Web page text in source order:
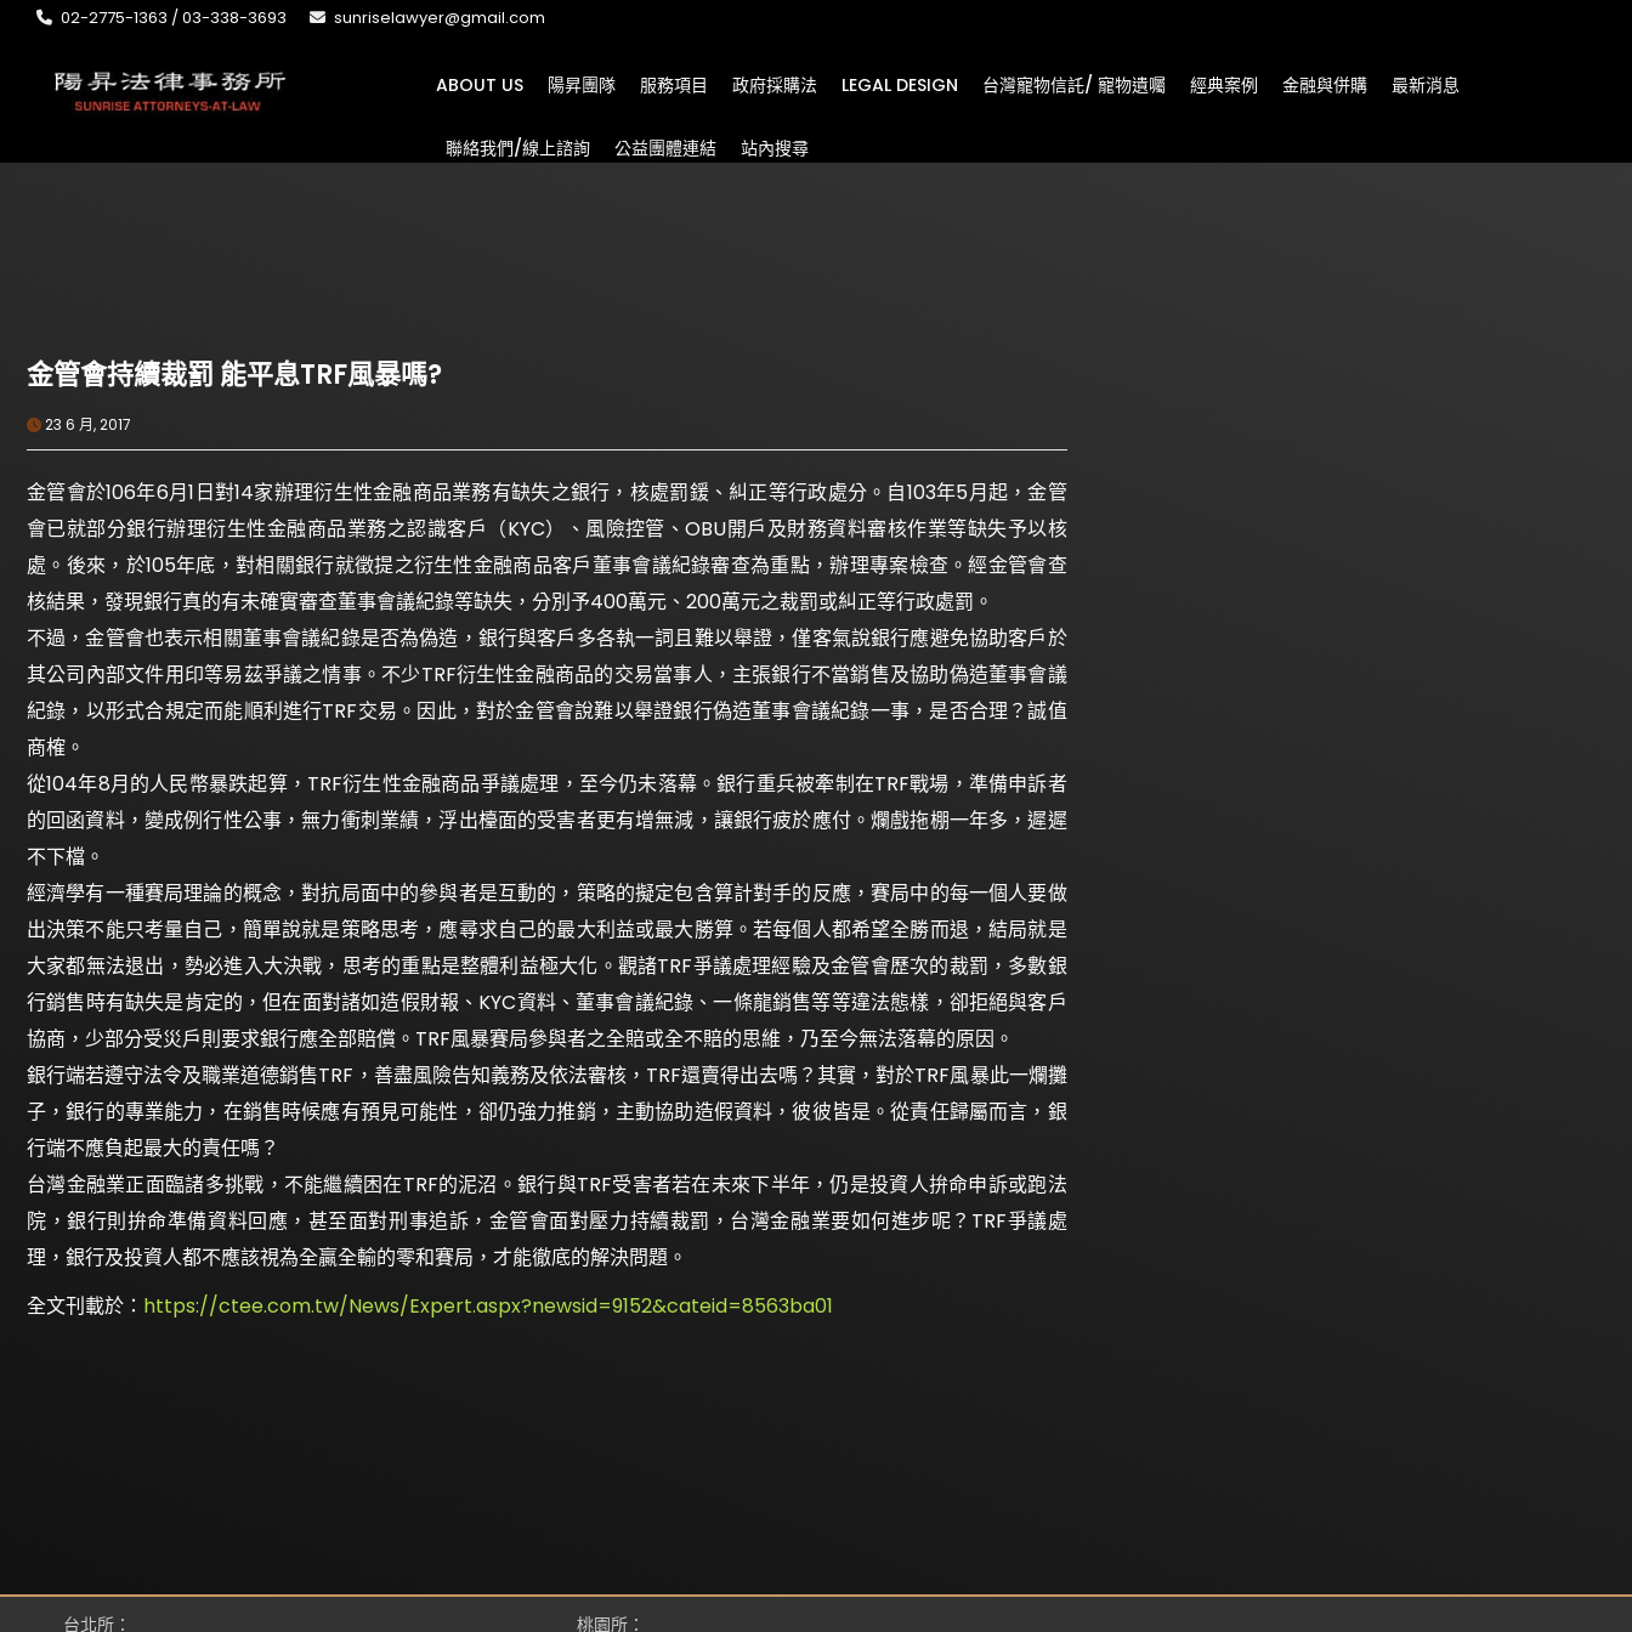
02-2775-1363 / 03-338-3693 sunriselawyer@gmail.com
ABOUT US 陽昇團隊 服務項目 政府採購法 LEGAL DESIGN 台灣寵物信託/ 寵物遺囑 經典案例 金融與併購 最新消息
聯絡我們/線上諮詢 公益團體連結 站內搜尋
金管會持續裁罰 能平息TRF風暴嗎?
23 6 月, 2017
金管會於106年6月1日對14家辦理衍生性金融商品業務有缺失之銀行，核處罰鍰、糾正等行政處分。自103年5月起，金管
會已就部分銀行辦理衍生性金融商品業務之認識客戶（KYC）、風險控管、OBU開戶及財務資料審核作業等缺失予以核
處。後來，於105年底，對相關銀行就徵提之衍生性金融商品客戶董事會議紀錄審查為重點，辦理專案檢查。經金管會查
核結果，發現銀行真的有未確實審查董事會議紀錄等缺失，分別予400萬元、200萬元之裁罰或糾正等行政處罰。
不過，金管會也表示相關董事會議紀錄是否為偽造，銀行與客戶多各執一詞且難以舉證，僅客氣說銀行應避免協助客戶於
其公司內部文件用印等易茲爭議之情事。不少TRF衍生性金融商品的交易當事人，主張銀行不當銷售及協助偽造董事會議
紀錄，以形式合規定而能順利進行TRF交易。因此，對於金管會說難以舉證銀行偽造董事會議紀錄一事，是否合理？誠值
商榷。
從104年8月的人民幣暴跌起算，TRF衍生性金融商品爭議處理，至今仍未落幕。銀行重兵被牽制在TRF戰場，準備申訴者
的回函資料，變成例行性公事，無力衝刺業績，浮出檯面的受害者更有增無減，讓銀行疲於應付。爛戲拖棚一年多，遲遲
不下檔。
經濟學有一種賽局理論的概念，對抗局面中的參與者是互動的，策略的擬定包含算計對手的反應，賽局中的每一個人要做
出決策不能只考量自己，簡單說就是策略思考，應尋求自己的最大利益或最大勝算。若每個人都希望全勝而退，結局就是
大家都無法退出，勢必進入大決戰，思考的重點是整體利益極大化。觀諸TRF爭議處理經驗及金管會歷次的裁罰，多數銀
行銷售時有缺失是肯定的，但在面對諸如造假財報、KYC資料、董事會議紀錄、一條龍銷售等等違法態樣，卻拒絕與客戶
協商，少部分受災戶則要求銀行應全部賠償。TRF風暴賽局參與者之全賠或全不賠的思維，乃至今無法落幕的原因。
銀行端若遵守法令及職業道德銷售TRF，善盡風險告知義務及依法審核，TRF還賣得出去嗎？其實，對於TRF風暴此一爛攤
子，銀行的專業能力，在銷售時候應有預見可能性，卻仍強力推銷，主動協助造假資料，彼彼皆是。從責任歸屬而言，銀
行端不應負起最大的責任嗎？
台灣金融業正面臨諸多挑戰，不能繼續困在TRF的泥沼。銀行與TRF受害者若在未來下半年，仍是投資人拚命申訴或跑法
院，銀行則拚命準備資料回應，甚至面對刑事追訴，金管會面對壓力持續裁罰，台灣金融業要如何進步呢？TRF爭議處
理，銀行及投資人都不應該視為全贏全輸的零和賽局，才能徹底的解決問題。
全文刊載於： https://ctee.com.tw/News/Expert.aspx?newsid=9152&cateid=8563ba01
台北所： 桃園所：